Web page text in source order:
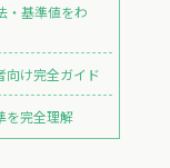
・基準値をわ
向け完全ガイド
を完全理解